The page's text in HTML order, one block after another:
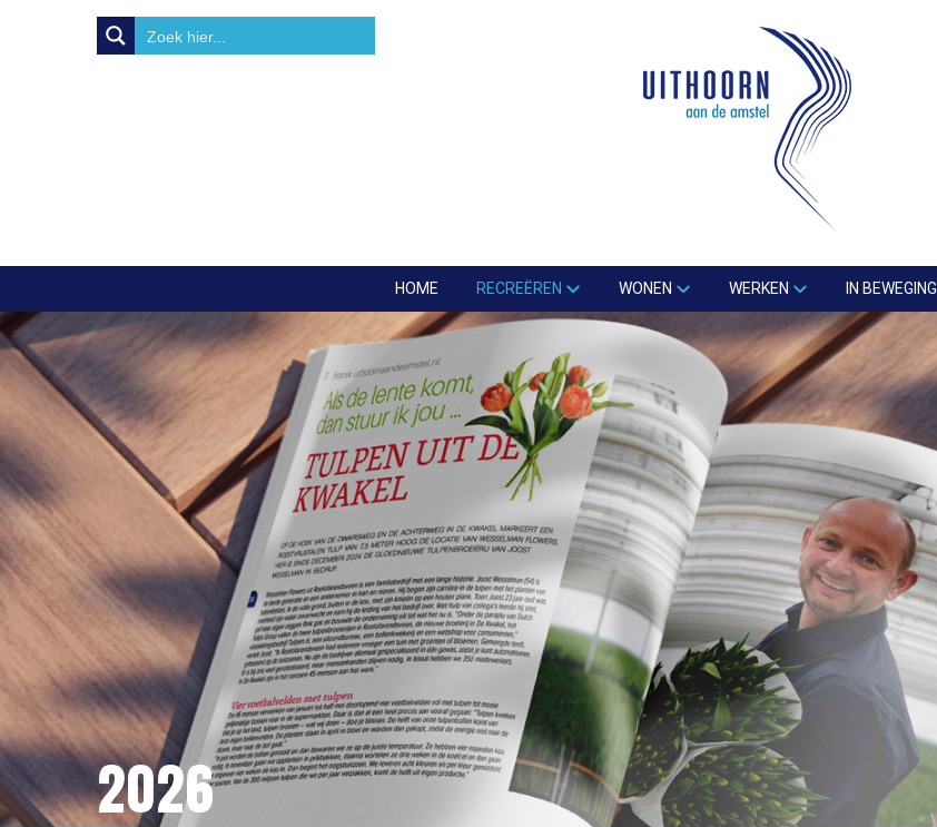
HOME RECREËREN WONEN WERKEN IN BEWEGING
2026